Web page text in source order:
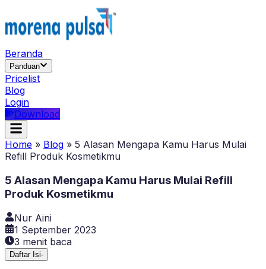
Beranda
Panduan
Pricelist
Blog
Login
Download
Home » Blog » 5 Alasan Mengapa Kamu Harus Mulai
Refill Produk Kosmetikmu
5 Alasan Mengapa Kamu Harus Mulai Refill
Produk Kosmetikmu
Nur Aini
1 September 2023
3 menit baca
Daftar Isi-